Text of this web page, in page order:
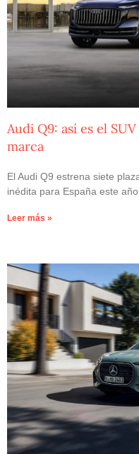
Audi Q9: así es el
marca
El Audi Q9 estrena siete
inédita para España este año.
Leer más »